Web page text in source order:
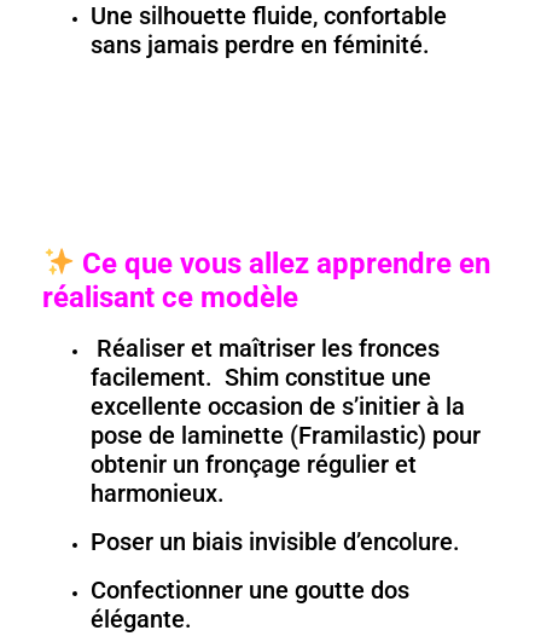
Une silhouette fluide, confortable
sans jamais perdre en féminité.
Ce que vous allez apprendre en
réalisant ce modèle
Réaliser et maîtriser les fronces
facilement. Shim constitue une
excellente occasion de s’initier à la
pose de laminette (Framilastic) pour
obtenir un fronçage régulier et
harmonieux.
Poser un biais invisible d’encolure.
Confectionner une goutte dos
élégante.